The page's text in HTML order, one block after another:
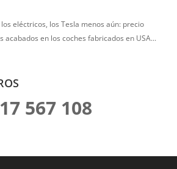
eléctricos, los Tesla menos aún: precio
acabados en los coches fabricados en USA...
567 108